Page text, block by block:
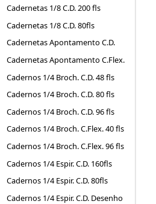
Cadernetas 1/8 C.D. 200 fls
Cadernetas 1/8 C.D. 80fls
Cadernetas Apontamento C.D.
Cadernetas Apontamento C.Flex.
Cadernos 1/4 Broch. C.D. 48 fls
Cadernos 1/4 Broch. C.D. 80 fls
Cadernos 1/4 Broch. C.D. 96 fls
Cadernos 1/4 Broch. C.Flex. 40 fls
Cadernos 1/4 Broch. C.Flex. 96 fls
Cadernos 1/4 Espir. C.D. 160fls
Cadernos 1/4 Espir. C.D. 80fls
Cadernos 1/4 Espir. C.D. Desenho